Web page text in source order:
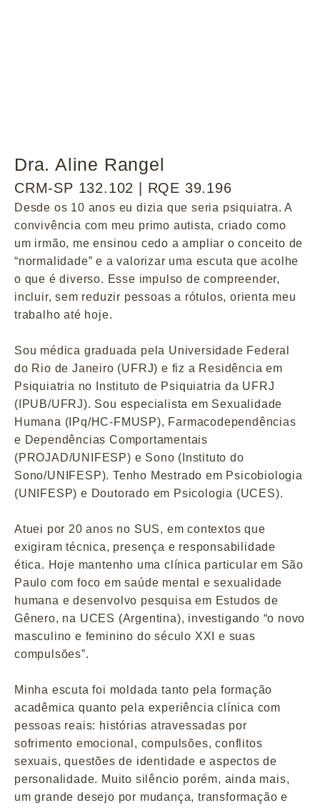
Dra. Aline Rangel
CRM-SP 132.102 | RQE 39.196
Desde os 10 anos eu dizia que seria psiquiatra. A
convivência com meu primo autista, criado como
um irmão, me ensinou cedo a ampliar o conceito de
“normalidade” e a valorizar uma escuta que acolhe
o que é diverso. Esse impulso de compreender,
incluir, sem reduzir pessoas a rótulos, orienta meu
trabalho até hoje.
Sou médica graduada pela Universidade Federal
do Rio de Janeiro (UFRJ) e fiz a Residência em
Psiquiatria no Instituto de Psiquiatria da UFRJ
(IPUB/UFRJ). Sou especialista em Sexualidade
Humana (IPq/HC-FMUSP), Farmacodependências
e Dependências Comportamentais
(PROJAD/UNIFESP) e Sono (Instituto do
Sono/UNIFESP). Tenho Mestrado em Psicobiologia
(UNIFESP) e Doutorado em Psicologia (UCES).
Atuei por 20 anos no SUS, em contextos que
exigiram técnica, presença e responsabilidade
ética. Hoje mantenho uma clínica particular em São
Paulo com foco em saúde mental e sexualidade
humana e desenvolvo pesquisa em Estudos de
Gênero, na UCES (Argentina), investigando “o novo
masculino e feminino do século XXI e suas
compulsões”.
Minha escuta foi moldada tanto pela formação
acadêmica quanto pela experiência clínica com
pessoas reais: histórias atravessadas por
sofrimento emocional, compulsões, conflitos
sexuais, questões de identidade e aspectos de
personalidade. Muito silêncio porém, ainda mais,
um grande desejo por mudança, transformação e